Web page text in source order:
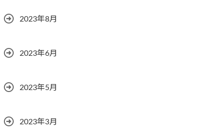
2023年8月
2023年6月
2023年5月
2023年3月